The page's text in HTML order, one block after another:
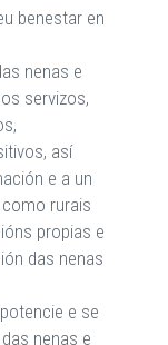
benestar en
nenas e
servizos,
así
e a un
rurais
propias e
das nenas
e se
nenas e